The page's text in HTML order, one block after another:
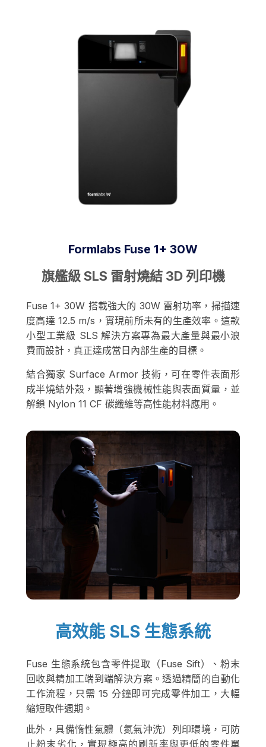
Formlabs Fuse 1+ 30W
旗艦級 SLS 雷射燒結 3D 列印機
Fuse 1+ 30W 搭載強大的 30W 雷射功率，掃描速
度高達 12.5 m/s，實現前所未有的生產效率。這款
小型工業級 SLS 解決方案專為最大產量與最小浪
費而設計，真正達成當日內部生產的目標。
結合獨家 Surface Armor 技術，可在零件表面形
成半燒結外殼，顯著增強機械性能與表面質量，並
解鎖 Nylon 11 CF 碳纖維等高性能材料應用。
高效能 SLS 生態系統
Fuse 生態系統包含零件提取（Fuse Sift）、粉末
回收與精加工端到端解決方案。透過精簡的自動化
工作流程，只需 15 分鐘即可完成零件加工，大幅
縮短取件週期。
此外，具備惰性氣體（氮氣沖洗）列印環境，可防
止粉末劣化，實現極高的刷新率與更低的零件單